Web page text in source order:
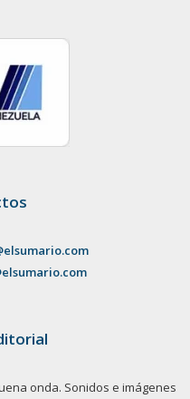
onda. Sonidos e imágenes